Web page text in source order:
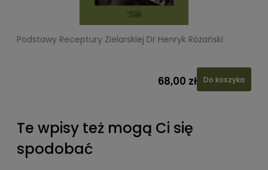
Podstawy Receptury Zielarskiej Dr Henryk Różański
68,00 zł Do koszyka
Te wpisy też mogą Ci się
spodobać